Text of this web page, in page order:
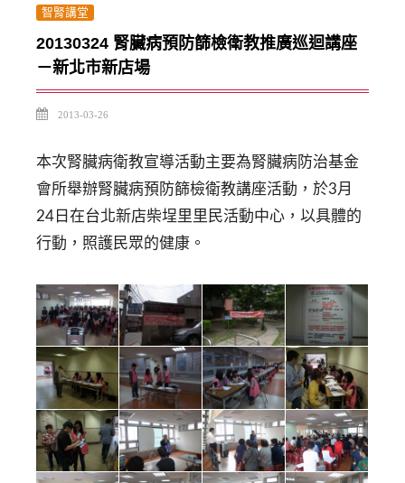
智腎講堂
20130324 腎臟病預防篩檢衛教推廣巡迴講座
－新北市新店場
2013-03-26
本次腎臟病衛教宣導活動主要為腎臟病防治基金
會所舉辦腎臟病預防篩檢衛教講座活動，於3月
24日在台北新店柴埕里里民活動中心，以具體的
行動，照護民眾的健康。